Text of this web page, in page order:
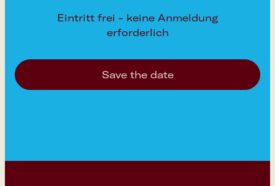
Eintritt frei - keine Anmeldung
erforderlich
Save the date